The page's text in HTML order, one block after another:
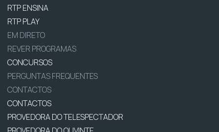
RTP ENSINA
RTP PLAY
EM DIRETO
REVER PROGRAMAS
CONCURSOS
PERGUNTAS FREQUENTES
CONTACTOS
CONTACTOS
PROVEDORA DO TELESPECTADOR